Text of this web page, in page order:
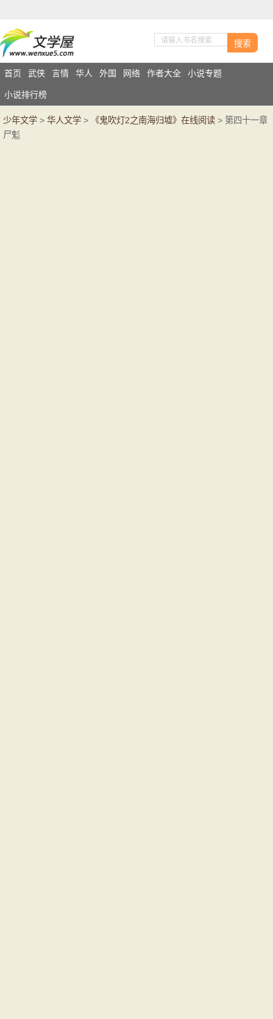
搜索
首页 武侠 言情 华人 外国 网络 作者大全 小说专题
小说排行榜
少年文学 > 华人文学 > 《鬼吹灯2之南海归墟》在线阅读 > 第四十一章
尸鬽